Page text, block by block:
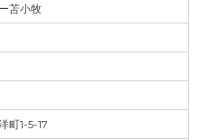
苫小牧
町1-5-17